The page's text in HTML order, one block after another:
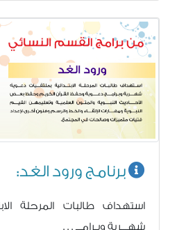
برنامج ورود الغد:
استهداف طالبات المرحلة
شهـــرية وبـرامـــ . . .